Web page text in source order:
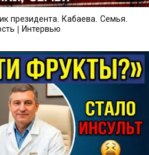
президента. Кабаева. Семья.
| Интервью